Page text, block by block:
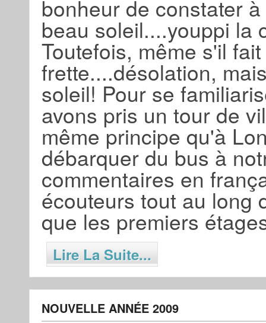
bonheur de constater
beau soleil....youppi la
Toutefois, même s'il
frette....désolation,
soleil! Pour se
avons pris un tour de
même principe qu'à
débarquer du bus à
commentaires en
écouteurs tout au long
que les premiers
Lire La Suite...
NOUVELLE ANNÉE 2009